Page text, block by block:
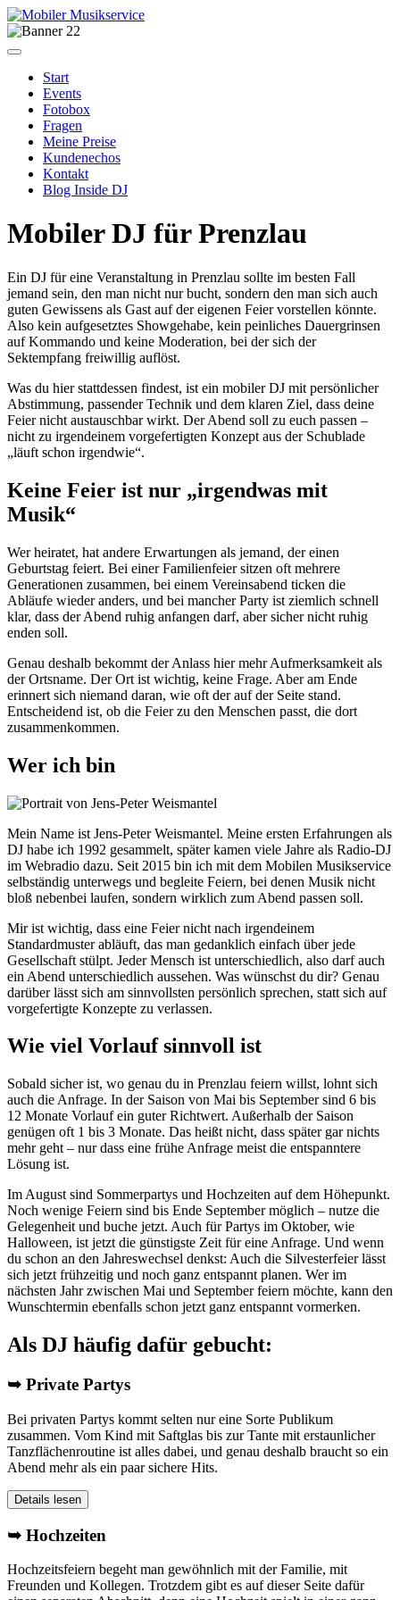
Start
Events
Fotobox
Fragen
Meine Preise
Kundenechos
Kontakt
Blog Inside DJ
Mobiler DJ für Prenzlau
Ein DJ für eine Veranstaltung in Prenzlau sollte im besten Fall
jemand sein, den man nicht nur bucht, sondern den man sich auch
guten Gewissens als Gast auf der eigenen Feier vorstellen könnte.
Also kein aufgesetztes Showgehabe, kein peinliches Dauergrinsen
auf Kommando und keine Moderation, bei der sich der
Sektempfang freiwillig auflöst.
Was du hier stattdessen findest, ist ein mobiler DJ mit persönlicher
Abstimmung, passender Technik und dem klaren Ziel, dass deine
Feier nicht austauschbar wirkt. Der Abend soll zu euch passen –
nicht zu irgendeinem vorgefertigten Konzept aus der Schublade
„läuft schon irgendwie“.
Keine Feier ist nur „irgendwas mit
Musik“
Wer heiratet, hat andere Erwartungen als jemand, der einen
Geburtstag feiert. Bei einer Familienfeier sitzen oft mehrere
Generationen zusammen, bei einem Vereinsabend ticken die
Abläufe wieder anders, und bei mancher Party ist ziemlich schnell
klar, dass der Abend ruhig anfangen darf, aber sicher nicht ruhig
enden soll.
Genau deshalb bekommt der Anlass hier mehr Aufmerksamkeit als
der Ortsname. Der Ort ist wichtig, keine Frage. Aber am Ende
erinnert sich niemand daran, wie oft der auf der Seite stand.
Entscheidend ist, ob die Feier zu den Menschen passt, die dort
zusammenkommen.
Wer ich bin
Mein Name ist Jens-Peter Weismantel. Meine ersten Erfahrungen als
DJ habe ich 1992 gesammelt, später kamen viele Jahre als Radio-DJ
im Webradio dazu. Seit 2015 bin ich mit dem Mobilen Musikservice
selbständig unterwegs und begleite Feiern, bei denen Musik nicht
bloß nebenbei laufen, sondern wirklich zum Abend passen soll.
Mir ist wichtig, dass eine Feier nicht nach irgendeinem
Standardmuster abläuft, das man gedanklich einfach über jede
Gesellschaft stülpt. Jeder Mensch ist unterschiedlich, also darf auch
ein Abend unterschiedlich aussehen. Was wünschst du dir? Genau
darüber lässt sich am sinnvollsten persönlich sprechen, statt sich auf
vorgefertigte Konzepte zu verlassen.
Wie viel Vorlauf sinnvoll ist
Sobald sicher ist, wo genau du in Prenzlau feiern willst, lohnt sich
auch die Anfrage. In der Saison von Mai bis September sind 6 bis
12 Monate Vorlauf ein guter Richtwert. Außerhalb der Saison
genügen oft 1 bis 3 Monate. Das heißt nicht, dass später gar nichts
mehr geht – nur dass eine frühe Anfrage meist die entspanntere
Lösung ist.
Im August sind Sommerpartys und Hochzeiten auf dem Höhepunkt.
Noch wenige Feiern sind bis Ende September möglich – nutze die
Gelegenheit und buche jetzt. Auch für Partys im Oktober, wie
Halloween, ist jetzt die günstigste Zeit für eine Anfrage. Und wenn
du schon an den Jahreswechsel denkst: Auch die Silvesterfeier lässt
sich jetzt frühzeitig und noch ganz entspannt planen. Wer im
nächsten Jahr zwischen Mai und September feiern möchte, kann den
Wunschtermin ebenfalls schon jetzt ganz entspannt vormerken.
Als DJ häufig dafür gebucht:
➥ Private Partys
Bei privaten Partys kommt selten nur eine Sorte Publikum
zusammen. Vom Kind mit Saftglas bis zur Tante mit erstaunlicher
Tanzflächenroutine ist alles dabei, und genau deshalb braucht so ein
Abend mehr als ein paar sichere Hits.
Details lesen
➥ Hochzeiten
Hochzeitsfeiern begeht man gewöhnlich mit der Familie, mit
Freunden und Kollegen. Trotzdem gibt es auf dieser Seite dafür